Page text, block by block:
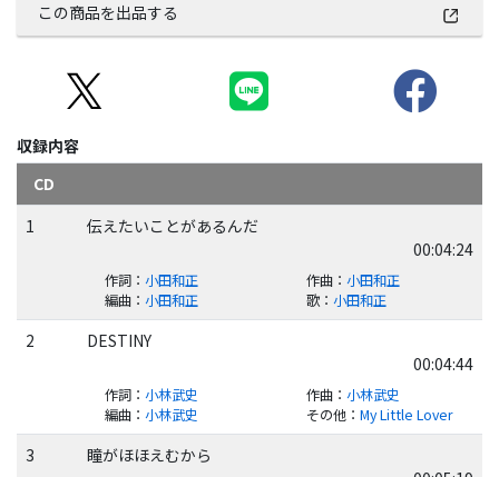
この商品を出品する
収録内容
CD
1
伝えたいことがあるんだ
00:04:24
作詞： 小田和正 作曲： 小田和正
編曲： 小田和正 歌： 小田和正
2
DESTINY
00:04:44
作詞： 小林武史 作曲： 小林武史
編曲： 小林武史 その他： My Little Lover
3
瞳がほほえむから